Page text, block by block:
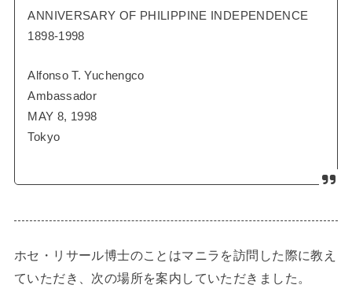
ANNIVERSARY OF PHILIPPINE INDEPENDENCE
1898-1998
Alfonso T. Yuchengco
Ambassador
MAY 8, 1998
Tokyo
ホセ・リサール博士のことはマニラを訪問した際に教え
ていただき、次の場所を案内していただきました。